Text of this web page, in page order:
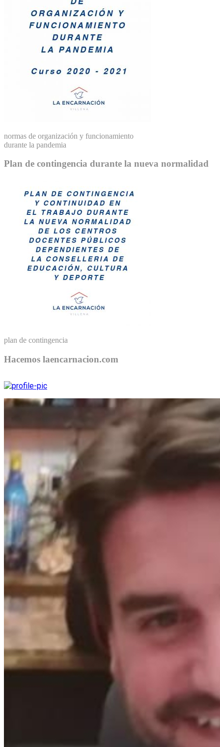
normas de organización y funcionamiento
durante la pandemia
Plan de contingencia durante la nueva normalidad
plan de contingencia
Hacemos laencarnacion.com